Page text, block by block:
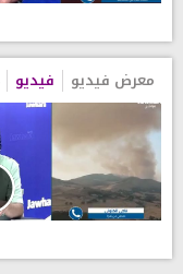
معرض فيديو فيديو